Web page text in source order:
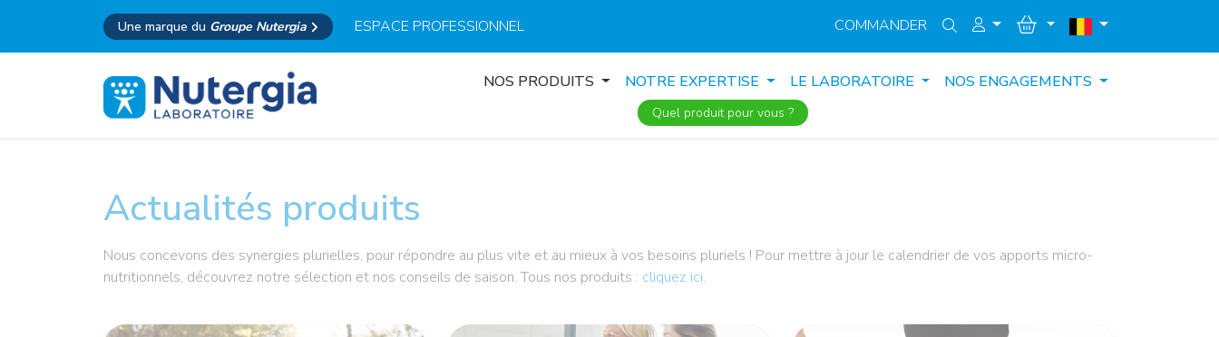
Une marque du Groupe Nutergia ESPACE PROFESSIONNEL COMMANDER
NOS PRODUITS NOTRE EXPERTISE LE LABORATOIRE NOS ENGAGEMENTS
Quel produit pour vous ?
Actualités produits
Nous concevons des synergies plurielles, pour répondre au plus vite et au mieux à vos besoins pluriels ! Pour mettre à jour le calendrier de vos apports micro-
nutritionnels, découvrez notre sélection et nos conseils de saison. Tous nos produits : cliquez ici.